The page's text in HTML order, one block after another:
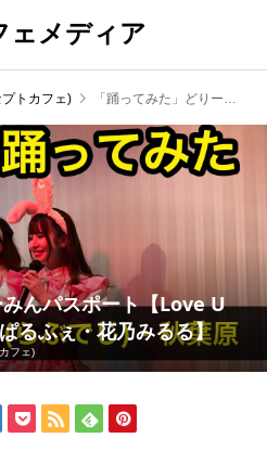
ェメディア
トカフェ) 「踊ってみた」どりーみんパスポート【Love U daisy (らぶでじ) 桃園ぱるふぇ・花乃みるる】
んパスポート【Love U
るふぇ・花乃みるる】
フェ)